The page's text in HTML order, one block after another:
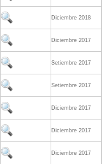
Diciembre 2018
Diciembre 2017
Setiembre 2017
Setiembre 2017
Diciembre 2017
Diciembre 2017
Diciembre 2017